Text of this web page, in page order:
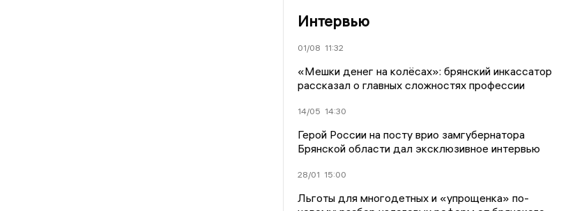
Интервью
01/08 11:32
«Мешки денег на колёсах»: брянский инкассатор
рассказал о главных сложностях профессии
14/05 14:30
Герой России на посту врио замгубернатора
Брянской области дал эксклюзивное интервью
28/01 15:00
Льготы для многодетных и «упрощенка» по-